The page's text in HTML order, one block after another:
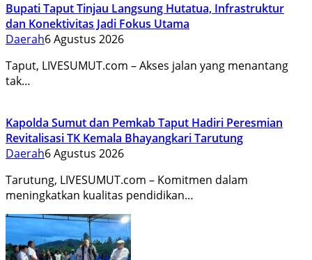
Bupati Taput Tinjau Langsung Hutatua, Infrastruktur
dan Konektivitas Jadi Fokus Utama
Daerah6 Agustus 2026
Taput, LIVESUMUT.com – Akses jalan yang menantang
tak…
Kapolda Sumut dan Pemkab Taput Hadiri Peresmian
Revitalisasi TK Kemala Bhayangkari Tarutung
Daerah6 Agustus 2026
Tarutung, LIVESUMUT.com – Komitmen dalam
meningkatkan kualitas pendidikan…